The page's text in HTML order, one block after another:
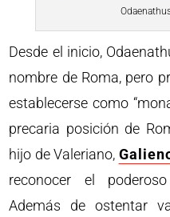
Desde el inicio,
nombre de Roma, pero
establecerse como
precaria posición de
hijo de Valeriano,
reconocer el
Además de ostentar